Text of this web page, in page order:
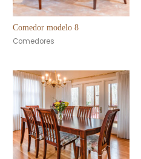
Comedor modelo 8
Comedores